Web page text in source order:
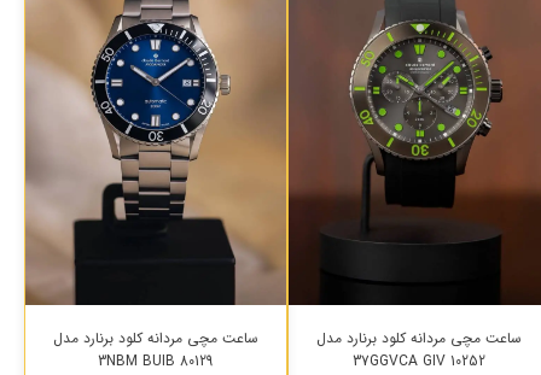
ساعت مچی مردانه کلود برنارد مدل
10252 37GGVCA GIV
ساعت مچی مردانه کلود برنارد مدل
80129 3NBM BUIB